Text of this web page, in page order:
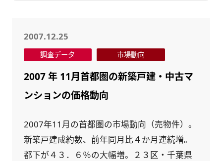
2007.12.25
調査データ 市場動向
2007 年 11月首都圏の新築戸建・中古マ
ンションの価格動向
2007年11月の首都圏の市場動向（売物件）。
新築戸建成約数、前年同月比４か月連続増。
都下が４３．６％の大幅増。２３区・千葉県